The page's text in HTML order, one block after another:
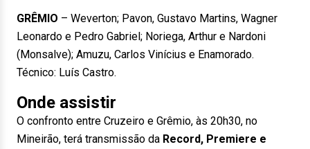
GRÊMIO – Weverton; Pavon, Gustavo Martins, Wagner
Leonardo e Pedro Gabriel; Noriega, Arthur e Nardoni
(Monsalve); Amuzu, Carlos Vinícius e Enamorado.
Técnico: Luís Castro.
Onde assistir
O confronto entre Cruzeiro e Grêmio, às 20h30, no
Mineirão, terá transmissão da Record, Premiere e